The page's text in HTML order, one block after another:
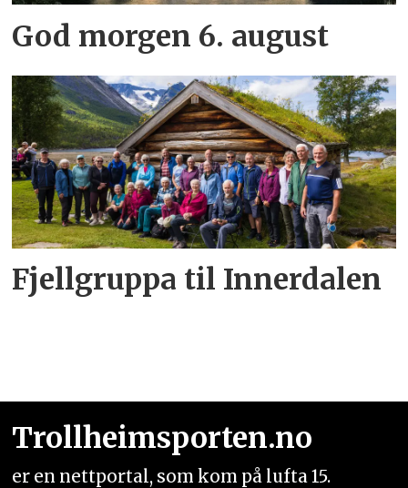
God morgen 6. august
Fjellgruppa til Innerdalen
Trollheimsporten.no
er en nettportal, som kom på lufta 15.